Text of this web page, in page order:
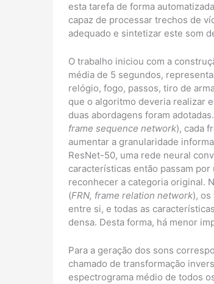
esta tarefa de forma
capaz de processar trechos de
adequado e sintetizar este som
O trabalho iniciou com a
média de 5 segundos,
relógio, fogo, passos, tiro de
que o algoritmo deveria realizar
duas abordagens foram
frame sequence network), cada
aumentar a granularidade
ResNet-50, uma rede neural
características então passam
reconhecer a categoria original.
(FRN, frame relation network),
entre si, e todas as
densa. Desta forma, há menor
Para a geração dos sons
chamado de transformação
espectrograma médio de todos